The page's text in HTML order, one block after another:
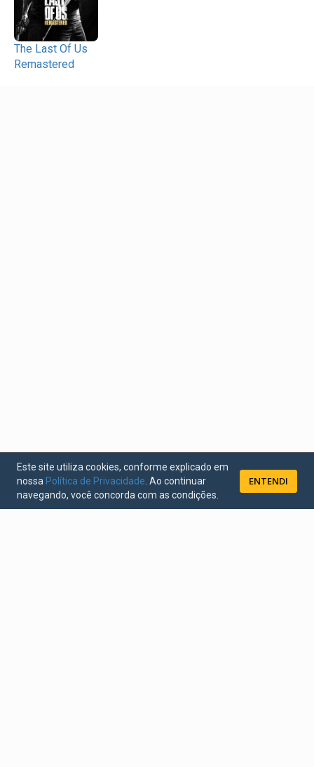
The Last Of Us
Remastered
Este site utiliza cookies, conforme explicado em
nossa Política de Privacidade . Ao continuar
navegando, você concorda com as condições.
ENTENDI